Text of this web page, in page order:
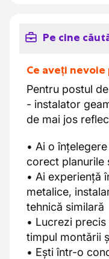
Pe cine
Ce aveți
Pentru postul
- instalator
de mai jos
• Ai o
corect planurile
• Ai experiență
metalice,
tehnică similară
• Lucrezi
timpul montării
• Ești într-o